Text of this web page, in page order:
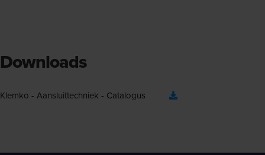
Downloads
Klemko - Aansluittechniek - Catalogus